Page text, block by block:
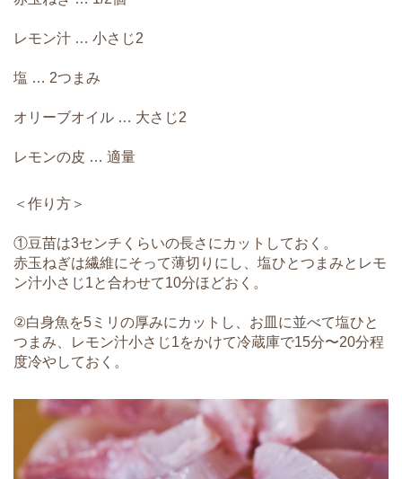
レモン汁 … 小さじ2
塩 … 2つまみ
オリーブオイル … 大さじ2
レモンの皮 … 適量
＜作り方＞
①豆苗は3センチくらいの長さにカットしておく。
赤玉ねぎは繊維にそって薄切りにし、塩ひとつまみとレモ
ン汁小さじ1と合わせて10分ほどおく。
②白身魚を5ミリの厚みにカットし、お皿に並べて塩ひと
つまみ、レモン汁小さじ1をかけて冷蔵庫で15分〜20分程
度冷やしておく。